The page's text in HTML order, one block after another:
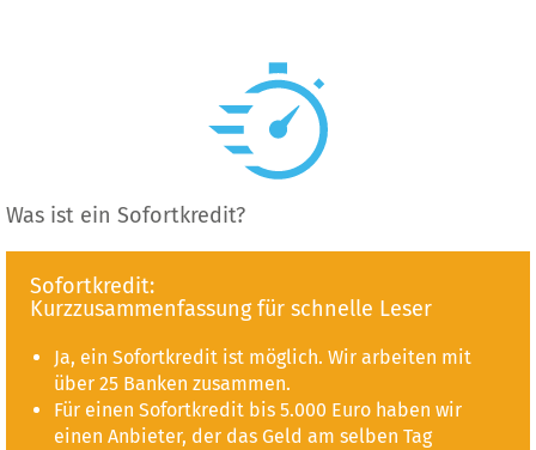
Was ist ein Sofortkredit?
Sofortkredit:
Kurzzusammenfassung für schnelle Leser
Ja, ein Sofortkredit ist möglich. Wir arbeiten mit
über 25 Banken zusammen.
Für einen Sofortkredit bis 5.000 Euro haben wir
einen Anbieter, der das Geld am selben Tag